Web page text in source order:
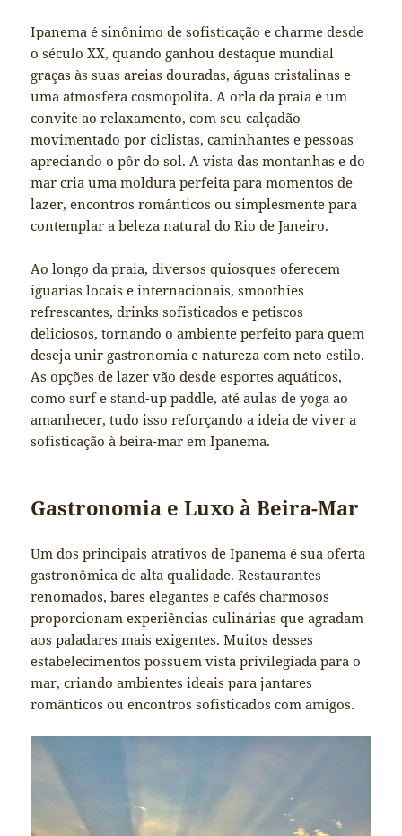
Ipanema é sinônimo de sofisticação e charme desde
o século XX, quando ganhou destaque mundial
graças às suas areias douradas, águas cristalinas e
uma atmosfera cosmopolita. A orla da praia é um
convite ao relaxamento, com seu calçadão
movimentado por ciclistas, caminhantes e pessoas
apreciando o pôr do sol. A vista das montanhas e do
mar cria uma moldura perfeita para momentos de
lazer, encontros românticos ou simplesmente para
contemplar a beleza natural do Rio de Janeiro.
Ao longo da praia, diversos quiosques oferecem
iguarias locais e internacionais, smoothies
refrescantes, drinks sofisticados e petiscos
deliciosos, tornando o ambiente perfeito para quem
deseja unir gastronomia e natureza com neto estilo.
As opções de lazer vão desde esportes aquáticos,
como surf e stand-up paddle, até aulas de yoga ao
amanhecer, tudo isso reforçando a ideia de viver a
sofisticação à beira-mar em Ipanema.
Gastronomia e Luxo à Beira-Mar
Um dos principais atrativos de Ipanema é sua oferta
gastronômica de alta qualidade. Restaurantes
renomados, bares elegantes e cafés charmosos
proporcionam experiências culinárias que agradam
aos paladares mais exigentes. Muitos desses
estabelecimentos possuem vista privilegiada para o
mar, criando ambientes ideais para jantares
românticos ou encontros sofisticados com amigos.